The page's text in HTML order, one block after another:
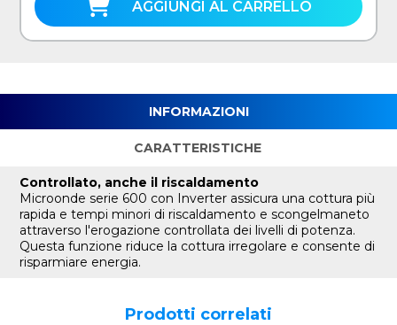
AGGIUNGI AL CARRELLO
INFORMAZIONI
CARATTERISTICHE
Controllato, anche il riscaldamento
Microonde serie 600 con Inverter assicura una cottura più
rapida e tempi minori di riscaldamento e scongelmaneto
attraverso l'erogazione controllata dei livelli di potenza.
Questa funzione riduce la cottura irregolare e consente di
risparmiare energia.
Prodotti correlati